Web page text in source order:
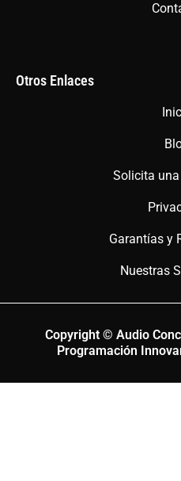
Otros Enlaces
Solicita
Garantías y
Nuestras
Copyright © Audio
Programación